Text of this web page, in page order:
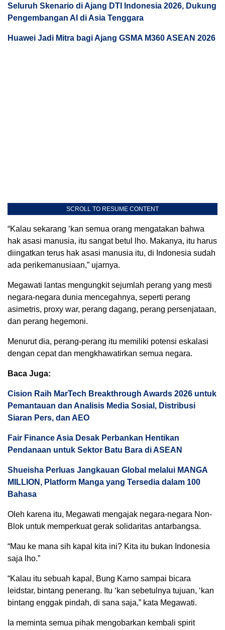
Seluruh Skenario di Ajang DTI Indonesia 2026, Dukung
Pengembangan AI di Asia Tenggara
Huawei Jadi Mitra bagi Ajang GSMA M360 ASEAN 2026
SCROLL TO RESUME CONTENT
“Kalau sekarang ‘kan semua orang mengatakan bahwa
hak asasi manusia, itu sangat betul lho. Makanya, itu harus
diingatkan terus hak asasi manusia itu, di Indonesia sudah
ada perikemanusiaan,” ujarnya.
Megawati lantas mengungkit sejumlah perang yang mesti
negara-negara dunia mencegahnya, seperti perang
asimetris, proxy war, perang dagang, perang persenjataan,
dan perang hegemoni.
Menurut dia, perang-perang itu memiliki potensi eskalasi
dengan cepat dan mengkhawatirkan semua negara.
Baca Juga:
Cision Raih MarTech Breakthrough Awards 2026 untuk
Pemantauan dan Analisis Media Sosial, Distribusi
Siaran Pers, dan AEO
Fair Finance Asia Desak Perbankan Hentikan
Pendanaan untuk Sektor Batu Bara di ASEAN
Shueisha Perluas Jangkauan Global melalui MANGA
MILLION, Platform Manga yang Tersedia dalam 100
Bahasa
Oleh karena itu, Megawati mengajak negara-negara Non-
Blok untuk memperkuat gerak solidaritas antarbangsa.
“Mau ke mana sih kapal kita ini? Kita itu bukan Indonesia
saja lho.”
“Kalau itu sebuah kapal, Bung Karno sampai bicara
leidstar, bintang penerang. Itu ‘kan sebetulnya tujuan, ‘kan
bintang enggak pindah, di sana saja,” kata Megawati.
Ia meminta semua pihak mengobarkan kembali spirit